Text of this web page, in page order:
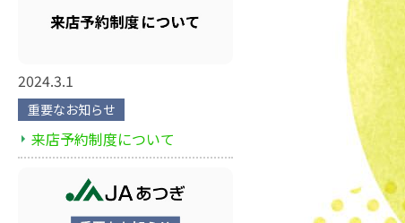
2024.3.1
重要なお知らせ
来店予約制度について